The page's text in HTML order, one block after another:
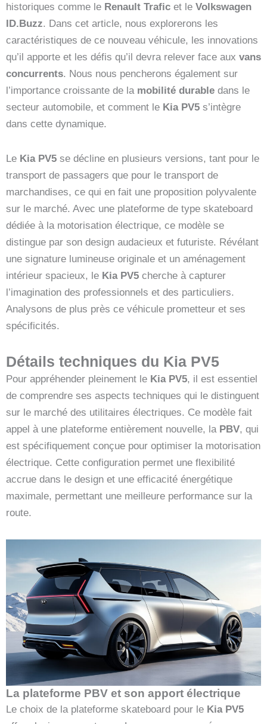
historiques comme le Renault Trafic et le Volkswagen
ID.Buzz. Dans cet article, nous explorerons les
caractéristiques de ce nouveau véhicule, les innovations
qu’il apporte et les défis qu’il devra relever face aux vans
concurrents. Nous nous pencherons également sur
l’importance croissante de la mobilité durable dans le
secteur automobile, et comment le Kia PV5 s’intègre
dans cette dynamique.
Le Kia PV5 se décline en plusieurs versions, tant pour le
transport de passagers que pour le transport de
marchandises, ce qui en fait une proposition polyvalente
sur le marché. Avec une plateforme de type skateboard
dédiée à la motorisation électrique, ce modèle se
distingue par son design audacieux et futuriste. Révélant
une signature lumineuse originale et un aménagement
intérieur spacieux, le Kia PV5 cherche à capturer
l’imagination des professionnels et des particuliers.
Analysons de plus près ce véhicule prometteur et ses
spécificités.
Détails techniques du Kia PV5
Pour appréhender pleinement le Kia PV5, il est essentiel
de comprendre ses aspects techniques qui le distinguent
sur le marché des utilitaires électriques. Ce modèle fait
appel à une plateforme entièrement nouvelle, la PBV, qui
est spécifiquement conçue pour optimiser la motorisation
électrique. Cette configuration permet une flexibilité
accrue dans le design et une efficacité énergétique
maximale, permettant une meilleure performance sur la
route.
La plateforme PBV et son apport électrique
Le choix de la plateforme skateboard pour le Kia PV5